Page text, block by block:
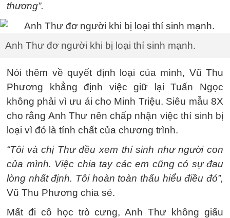
thương”.
Anh Thư đơ người khi bị loại thí sinh mạnh.
Nói thêm về quyết định loại của mình, Vũ Thu
Phương khẳng định việc giữ lại Tuấn Ngọc
không phải vì ưu ái cho Minh Triệu. Siêu mẫu 8X
cho rằng Anh Thư nên chấp nhận việc thí sinh bị
loại vì đó là tính chất của chương trình.
“Tôi và chị Thư đều xem thí sinh như người con
của mình. Việc chia tay các em cũng có sự đau
lòng nhất định. Tôi hoàn toàn thấu hiểu điều đó”,
Vũ Thu Phương chia sẻ.
Mất đi cô học trò cưng, Anh Thư không giấu